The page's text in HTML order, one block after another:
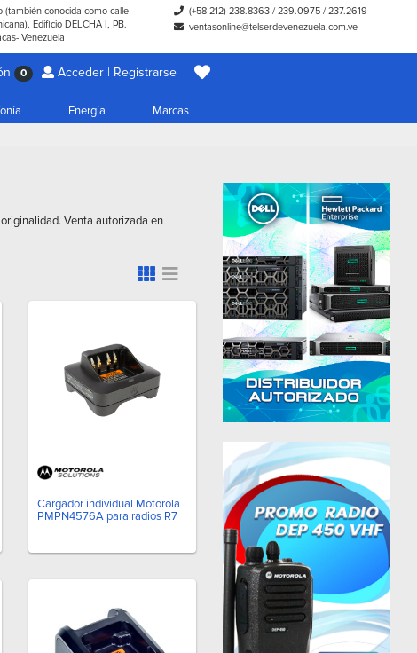
(también conocida como calle
Edificio DELCHA I, PB.
Venezuela
(+58-212) 238.8363 /239.0975 /237.2619
ventasonline@telserdevenezuela.com.ve
0 Acceder | Registrarse
Energía Marcas
Venta autorizada en
Cargador individual Motorola
PMPN4576A para radios R7